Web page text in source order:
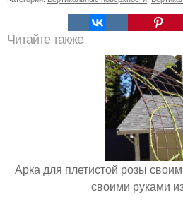
Читайте также
Арка для плетистой розы
своими руками